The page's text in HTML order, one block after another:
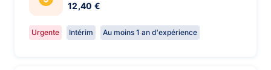
12,40 €
Urgente Intérim Au moins 1 an d'expérience